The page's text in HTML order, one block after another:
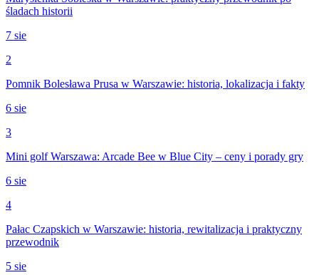
śladach historii
7 sie
2
Pomnik Bolesława Prusa w Warszawie: historia, lokalizacja i fakty
6 sie
3
Mini golf Warszawa: Arcade Bee w Blue City – ceny i porady gry
6 sie
4
Pałac Czapskich w Warszawie: historia, rewitalizacja i praktyczny
przewodnik
5 sie